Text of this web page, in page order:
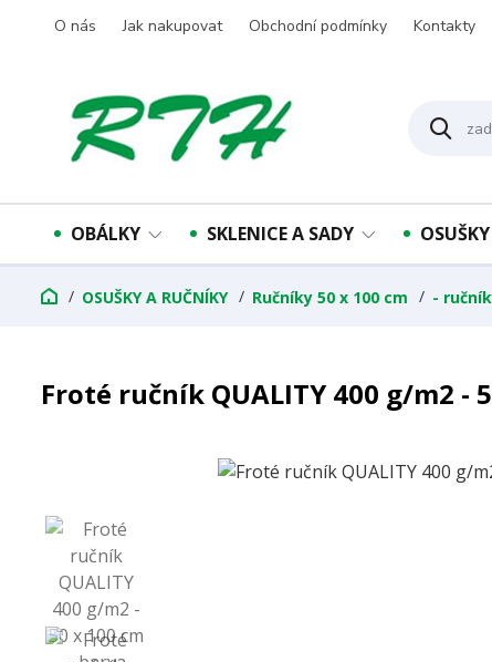
O nás Jak nakupovat Obchodní podmínky Kontakty
OBÁLKY SKLENICE A SADY
OSUŠKY A RUČNÍKY Ručníky 50 x 100 cm -
Froté ručník QUALITY 400 g/m2 -